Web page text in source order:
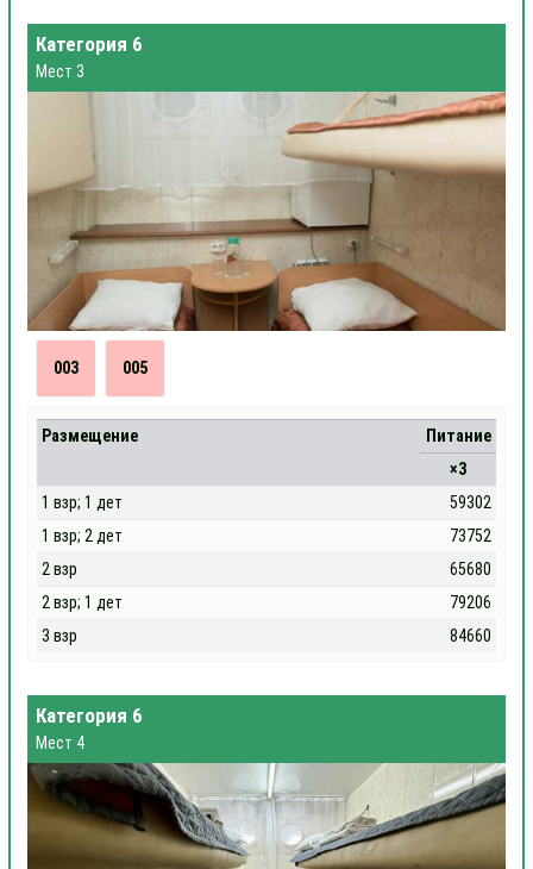
Категория 6
Мест 3
003 005
Размещение
Питание
×3
1 взр; 1 дет
59302
1 взр; 2 дет
73752
2 взр
65680
2 взр; 1 дет
79206
3 взр
84660
Категория 6
Мест 4